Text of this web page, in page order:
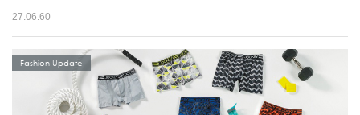
27.06.60
Fashion Update